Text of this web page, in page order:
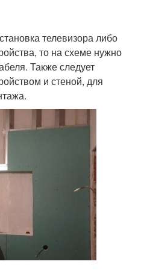
телевизора либо
то на схеме нужно
Также следует
и стеной, для